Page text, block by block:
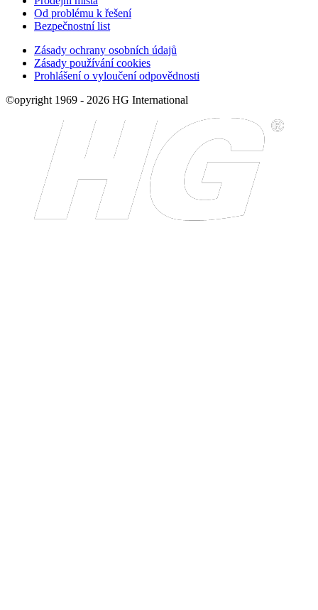
Od problému k řešení
Bezpečnostní list
Zásady ochrany osobních údajů
Zásady používání cookies
Prohlášení o vyloučení odpovědnosti
©opyright 1969 - 2026 HG International